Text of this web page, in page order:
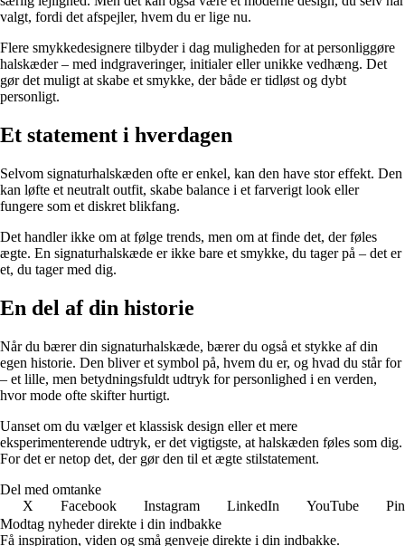
valgt, fordi det afspejler, hvem du er lige nu.
Flere smykkedesignere tilbyder i dag muligheden for at personliggøre
halskæder – med indgraveringer, initialer eller unikke vedhæng. Det
gør det muligt at skabe et smykke, der både er tidløst og dybt
personligt.
Et statement i hverdagen
Selvom signaturhalskæden ofte er enkel, kan den have stor effekt. Den
kan løfte et neutralt outfit, skabe balance i et farverigt look eller
fungere som et diskret blikfang.
Det handler ikke om at følge trends, men om at finde det, der føles
ægte. En signaturhalskæde er ikke bare et smykke, du tager på – det er
et, du tager med dig.
En del af din historie
Når du bærer din signaturhalskæde, bærer du også et stykke af din
egen historie. Den bliver et symbol på, hvem du er, og hvad du står for
– et lille, men betydningsfuldt udtryk for personlighed i en verden,
hvor mode ofte skifter hurtigt.
Uanset om du vælger et klassisk design eller et mere
eksperimenterende udtryk, er det vigtigste, at halskæden føles som dig.
For det er netop det, der gør den til et ægte stilstatement.
Del med omtanke
X
Facebook Instagram LinkedIn YouTube
Modtag nyheder direkte i din indbakke
Få inspiration, viden og små genveje direkte i din indbakke.